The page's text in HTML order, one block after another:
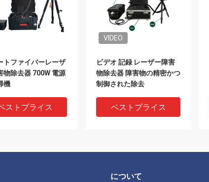
トファイバーレーザ
物除去器 700W 電源
機
ストプライス
VIDEO
ビデオ 記録 レーザー障害
物除去器 障害物の精密かつ
制御された除去
ベストプライス
について